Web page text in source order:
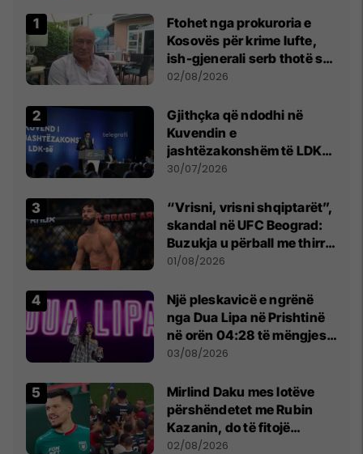
Ftohet nga prokuroria e
Kosovës për krime lufte,
ish-gjenerali serb thotë se
dikush e tradhtoi në
02/08/2026
Gjithçka që ndodhi në
Kuvendin e
jashtëzakonshëm të LDK-
së
30/07/2026
“Vrisni, vrisni shqiptarët”,
skandal në UFC Beograd:
Buzukja u përball me thirrje
anti-shqiptare nga
01/08/2026
Një pleskavicë e ngrënë
nga Dua Lipa në Prishtinë
në orën 04:28 të mëngjesit
- dhe bota digjitale serbe
03/08/2026
Mirlind Daku mes lotëve
përshëndetet me Rubin
Kazanin, do të fitojë
miliona te Spartak Moska
02/08/2026